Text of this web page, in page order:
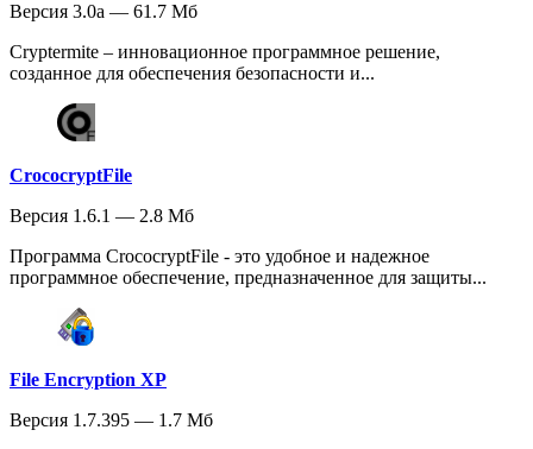
Версия 3.0a — 61.7 Мб
Cryptermite – инновационное программное решение,
созданное для обеспечения безопасности и...
CrococryptFile
Версия 1.6.1 — 2.8 Мб
Программа CrococryptFile - это удобное и надежное
программное обеспечение, предназначенное для защиты...
File Encryption XP
Версия 1.7.395 — 1.7 Мб